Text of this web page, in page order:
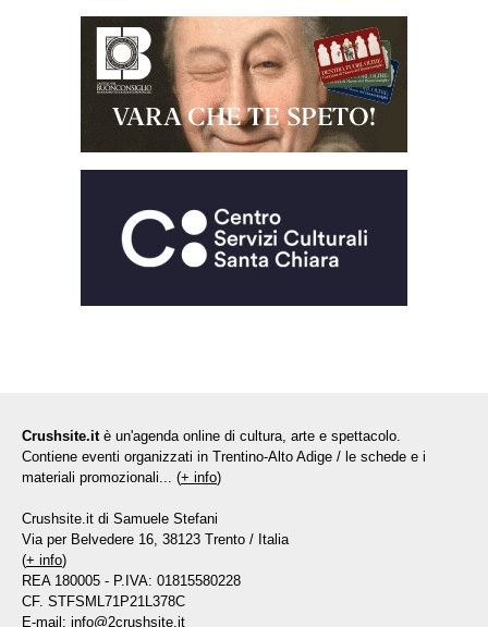
Crushsite.it è un'agenda online di cultura, arte e spettacolo.
Contiene eventi organizzati in Trentino-Alto Adige / le schede e i
materiali promozionali... (+ info)
Crushsite.it di Samuele Stefani
Via per Belvedere 16, 38123 Trento / Italia
(+ info)
REA 180005 - P.IVA: 01815580228
CF. STFSML71P21L378C
E-mail: info@2crushsite.it